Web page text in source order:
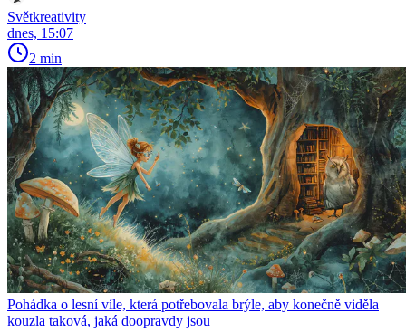
Světkreativity
dnes, 15:07
2 min
Pohádka o lesní víle, která potřebovala brýle, aby konečně viděla
kouzla taková, jaká doopravdy jsou